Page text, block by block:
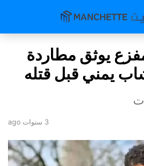
يوثق مطاردة
يمني قبل قتله
3 سنوات ago